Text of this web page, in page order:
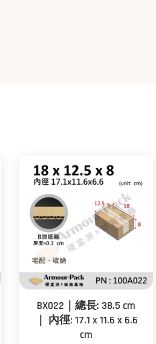
BX022｜總長: 38.5 cm
｜ 內徑: 17.1 x 11.6 x 6.6
cm